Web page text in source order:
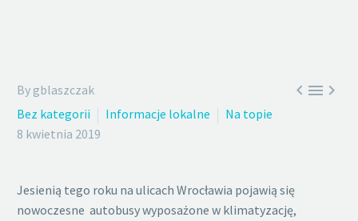

By gblaszczak
Bez kategorii
Informacje lokalne
Na topie
8 kwietnia 2019
Jesienią tego roku na ulicach Wrocławia pojawią się
nowoczesne autobusy wyposażone w klimatyzację,